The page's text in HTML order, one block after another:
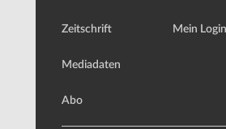
Zeitschrift
Mediadaten
Abo
Mein Login